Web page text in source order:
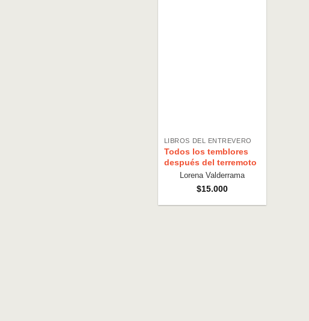
LIBROS DEL ENTREVERO
Todos los temblores
después del terremoto
Lorena Valderrama
$15.000